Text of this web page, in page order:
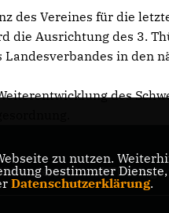
des Vereines für die
die Ausrichtung des 3.
in den
des
Landesverband
zu nutzen.
bestimmter
Datenschutzerklärung.